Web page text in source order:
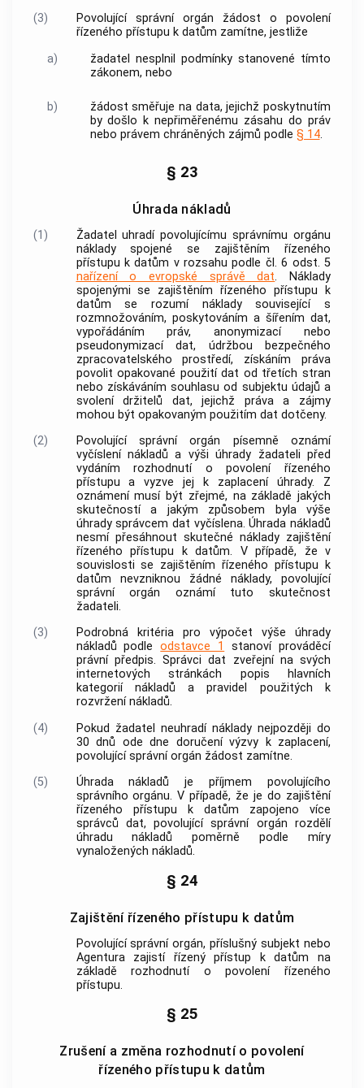
(3)
Povolující správní orgán žádost o povolení
řízeného přístupu k datům zamítne, jestliže
a)
žadatel nesplnil podmínky stanovené tímto
zákonem, nebo
b)
žádost směřuje na data, jejichž poskytnutím
by došlo k nepřiměřenému zásahu do práv
nebo právem chráněných zájmů podle § 14.
§ 23
Úhrada nákladů
(1)
Žadatel uhradí povolujícímu správnímu orgánu
náklady spojené se zajištěním řízeného
přístupu k datům v rozsahu podle čl. 6 odst. 5
nařízení o evropské správě dat. Náklady
spojenými se zajištěním řízeného přístupu k
datům se rozumí náklady související s
rozmnožováním, poskytováním a šířením dat,
vypořádáním práv, anonymizací nebo
pseudonymizací dat, údržbou bezpečného
zpracovatelského prostředí, získáním práva
povolit opakované použití dat od třetích stran
nebo získáváním souhlasu od subjektu údajů a
svolení držitelů dat, jejichž práva a zájmy
mohou být opakovaným použitím dat dotčeny.
(2)
Povolující správní orgán písemně oznámí
vyčíslení nákladů a výši úhrady žadateli před
vydáním rozhodnutí o povolení řízeného
přístupu a vyzve jej k zaplacení úhrady. Z
oznámení musí být zřejmé, na základě jakých
skutečností a jakým způsobem byla výše
úhrady správcem dat vyčíslena. Úhrada nákladů
nesmí přesáhnout skutečné náklady zajištění
řízeného přístupu k datům. V případě, že v
souvislosti se zajištěním řízeného přístupu k
datům nevzniknou žádné náklady, povolující
správní orgán oznámí tuto skutečnost
žadateli.
(3)
Podrobná kritéria pro výpočet výše úhrady
nákladů podleodstavce 1
stanoví prováděcí
právní předpis. Správci dat zveřejní na svých
internetových stránkách popis hlavních
kategorií nákladů a pravidel použitých k
rozvržení nákladů.
(4)
Pokud žadatel neuhradí náklady nejpozději do
30 dnů ode dne doručení výzvy k zaplacení,
povolující správní orgán žádost zamítne.
(5)
Úhrada nákladů je příjmem povolujícího
správního orgánu. V případě, že je do zajištění
řízeného přístupu k datům zapojeno více
správců dat, povolující správní orgán rozdělí
úhradu nákladů poměrně podle míry
vynaložených nákladů.
§ 24
Zajištění řízeného přístupu k datům
Povolující správní orgán, příslušný subjekt nebo
Agentura zajistí řízený přístup k datům na
základě rozhodnutí o povolení řízeného
přístupu.
§ 25
Zrušení a změna rozhodnutí o povolení
řízeného přístupu k datům